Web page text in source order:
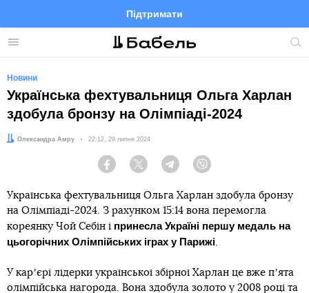
Меню
Підтримати
FacebookTelegramTwitter
Новини
Українська фехтувальниця Ольга Харлан
здобула бронзу на Олімпіаді-2024
Автор:
Олександра Амру Дата:
22:12, 29 липня 2024
Facebook Twitter Telegram
Українська фехтувальниця Ольга Харлан здобула бронзу
на Олімпіаді-2024. З рахунком 15:14 вона перемогла
кореянку Чой Себін і принесла Україні першу медаль на
цьогорічних Олімпійських іграх у Парижі.
У карʼєрі лідерки української збірної Харлан це вже пʼята
олімпійська нагорода. Вона здобула золото у 2008 році та